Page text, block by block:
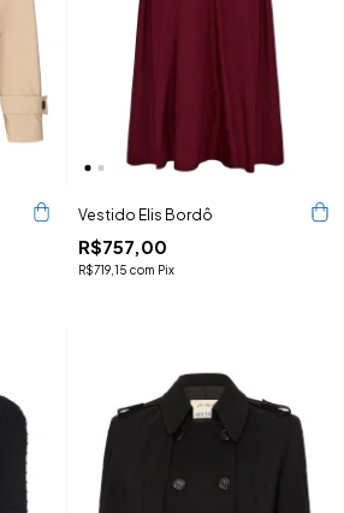
Vestido Elis Bordô
R$757,00
R$719,15 com Pix